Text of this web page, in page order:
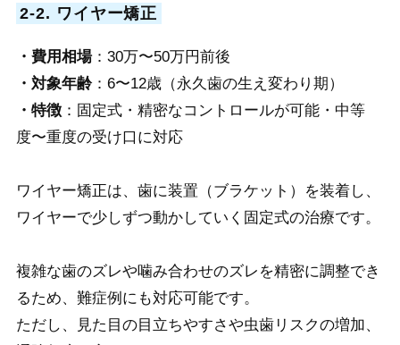
2-2. ワイヤー矯正
・費用相場：30万〜50万円前後
・対象年齢：6〜12歳（永久歯の生え変わり期）
・特徴：固定式・精密なコントロールが可能・中等
度〜重度の受け口に対応
ワイヤー矯正は、歯に装置（ブラケット）を装着し、
ワイヤーで少しずつ動かしていく固定式の治療です。
複雑な歯のズレや噛み合わせのズレを精密に調整でき
るため、難症例にも対応可能です。
ただし、見た目の目立ちやすさや虫歯リスクの増加、